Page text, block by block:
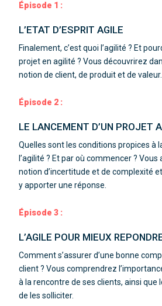
Épisode 1 :
L’ETAT D’ESPRIT AGILE
Finalement, c’est quoi l’agilité ? Et
projet en agilité ?Vous découvrirez
notion de client, de produit et de valeur.
Épisode 2 :
LE LANCEMENT D’UN PROJET
Quelles sont les conditions propices à
l’agilité ? Et par où commencer ?Vous
notion d’incertitude et de complexité
y apporter une réponse.
Épisode 3 :
L’AGILE POUR MIEUX
Comment s’assurer d’une bonne
client ?Vous comprendrez
à la rencontre de ses clients, ainsi que
de les solliciter.